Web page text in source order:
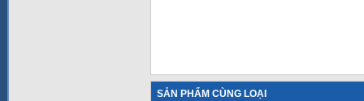
SẢN PHẨM CÙNG LOẠI